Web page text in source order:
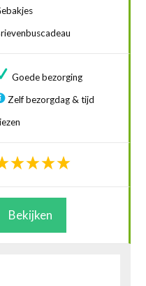
Goede bezorging
Zelf bezorgdag & tijd
Bekijken